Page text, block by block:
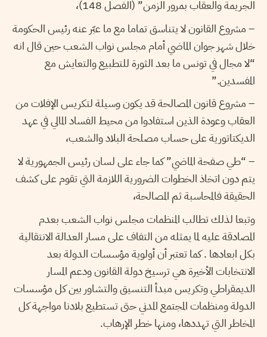
الجريمة والعقاب بمرور الزمن” (الفصل 148)،
– مشروع القانون لا يتناسق تماما مع ما عبّر عنه رئيس الحكومة
خلال شهر جوان الماضي أمام مجلس نواب الشعب حين قال انه
“لا مجال في تونس ما بعد الثورة للتطبيع والتعايش مع
المفسدين.”
– مشروع قانون المصالحة قد يكون وسيلة لتكريس الإفلات من
العقاب وعودة الذين استفادوا من محيط الفساد المالي في عهد
الديكتاتورية على حساب مصلحة البلاد والشعب،
– “طي صفحة الماضي” كما جاء على لسان رئيس الجمهورية لا
يتم دون اتخاذ الخطوات الضرورية اللازمة التي تقوم على كشف
الحقيقة فالمحاسبة ثم المصالحة،
وتبعا لذلك تطالب المنظمات مجلس نواب الشعب بعدم
المصادقة عليه لما يمثله من التفاف على مسار العدالة الانتقالية
بكل ابعادها . كما تعتبر أن أولوية مؤسسات الدولة بعد
الانتخابات الأخيرة هي ترسيخ دولة القانون ودعم المسار
الديمقراطي وتكريس مبدأ التنسيق والتشاور بين كل مؤسسات
الدولة ومنظمات المجتمع المدني حتى تستطيع بلادنا مواجهة كل
المخاطر التي تهددها، ومنها خطر الإرهاب.